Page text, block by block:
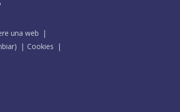
una web
)
Cookies